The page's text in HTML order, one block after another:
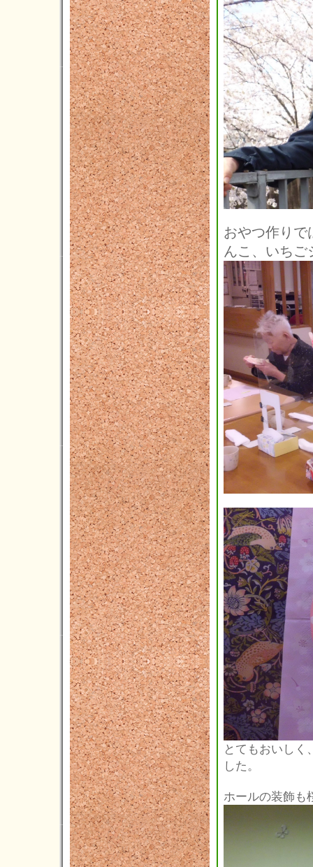
2015年03月(3)
2015年02月(4)
2015年01月(4)
2014年12月(5)
2014年11月(1)
2014年10月(3)
2014年09月(3)
2014年08月(7)
2014年07月(5)
2014年06月(5)
2014年05月(3)
2014年04月(2)
2014年03月(1)
2014年02月(1)
2014年01月(1)
2013年12月(3)
2013年11月(4)
2013年10月(5)
2013年09月(3)
2013年08月(4)
2013年07月(4)
2013年06月(4)
2013年05月(5)
2013年04月(4)
2013年03月(1)
2013年02月(1)
2013年01月(1)
2012年12月(2)
2012年11月(6)
2012年10月(3)
2012年09月(4)
2012年08月(5)
2012年07月(4)
2012年06月(4)
2012年05月(2)
おやつ作りで
んこ、いちご
とてもおいしく
した。
ホールの装飾も